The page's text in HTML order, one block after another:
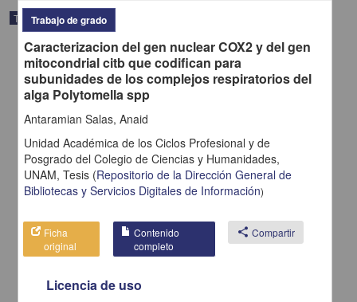
Trabajo de grado
Tierra y sociedad en Mexico durante el siglo XIX el caso de
Gomez Serrano, José de Jesus
Trabajo de grado
Caracterizacion del gen nuclear COX2 y del gen
mitocondrial citb que codifican para
subunidades de los complejos respiratorios del
alga Polytomella spp
Antaramian Salas, Anaid
Unidad Académica de los Ciclos Profesional y de
Posgrado del Colegio de Ciencias y Humanidades,
UNAM, Tesis (Repositorio de la Dirección General de
Bibliotecas y Servicios Digitales de Información)
Ficha
original
Contenido
completo
share Compartir
Licencia de uso